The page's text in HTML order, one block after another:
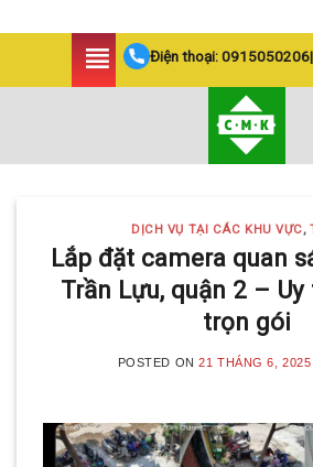
Điện thoại:0915050206
DỊCH VỤ TẠI CÁC KHU VỰC,
Lắp đặt camera quan
Trần Lựu, quận 2 – Uy
trọn gói
POSTED ON21 THÁNG 6, 2025